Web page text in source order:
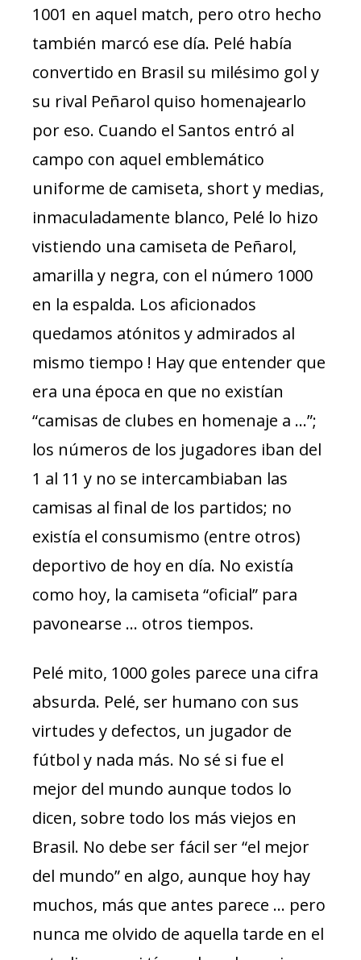
1001 en aquel match, pero otro hecho
también marcó ese día. Pelé había
convertido en Brasil su milésimo gol y
su rival Peñarol quiso homenajearlo
por eso. Cuando el Santos entró al
campo con aquel emblemático
uniforme de camiseta, short y medias,
inmaculadamente blanco, Pelé lo hizo
vistiendo una camiseta de Peñarol,
amarilla y negra, con el número 1000
en la espalda. Los aficionados
quedamos atónitos y admirados al
mismo tiempo ! Hay que entender que
era una época en que no existían
“camisas de clubes en homenaje a …”;
los números de los jugadores iban del
1 al 11 y no se intercambiaban las
camisas al final de los partidos; no
existía el consumismo (entre otros)
deportivo de hoy en día. No existía
como hoy, la camiseta “oficial” para
pavonearse … otros tiempos.
Pelé mito, 1000 goles parece una cifra
absurda. Pelé, ser humano con sus
virtudes y defectos, un jugador de
fútbol y nada más. No sé si fue el
mejor del mundo aunque todos lo
dicen, sobre todo los más viejos en
Brasil. No debe ser fácil ser “el mejor
del mundo” en algo, aunque hoy hay
muchos, más que antes parece … pero
nunca me olvido de aquella tarde en el